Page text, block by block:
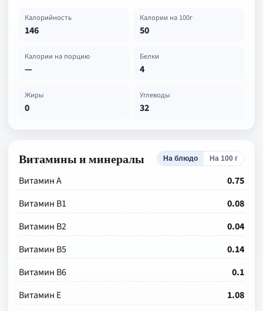
Калорийность
146
Калории на 100г
50
Калории на порцию
—
Белки
4
Жиры
0
Углеводы
32
Витамины и минералы На блюдо На 100 г
Витамин А
0.75
Витамин В1
0.08
Витамин В2
0.04
Витамин В5
0.14
Витамин В6
0.1
Витамин Е
1.08